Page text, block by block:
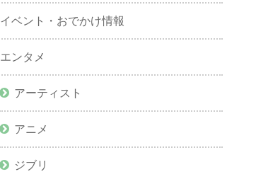
イベント・おでかけ情報
エンタメ
アーティスト
アニメ
ジブリ